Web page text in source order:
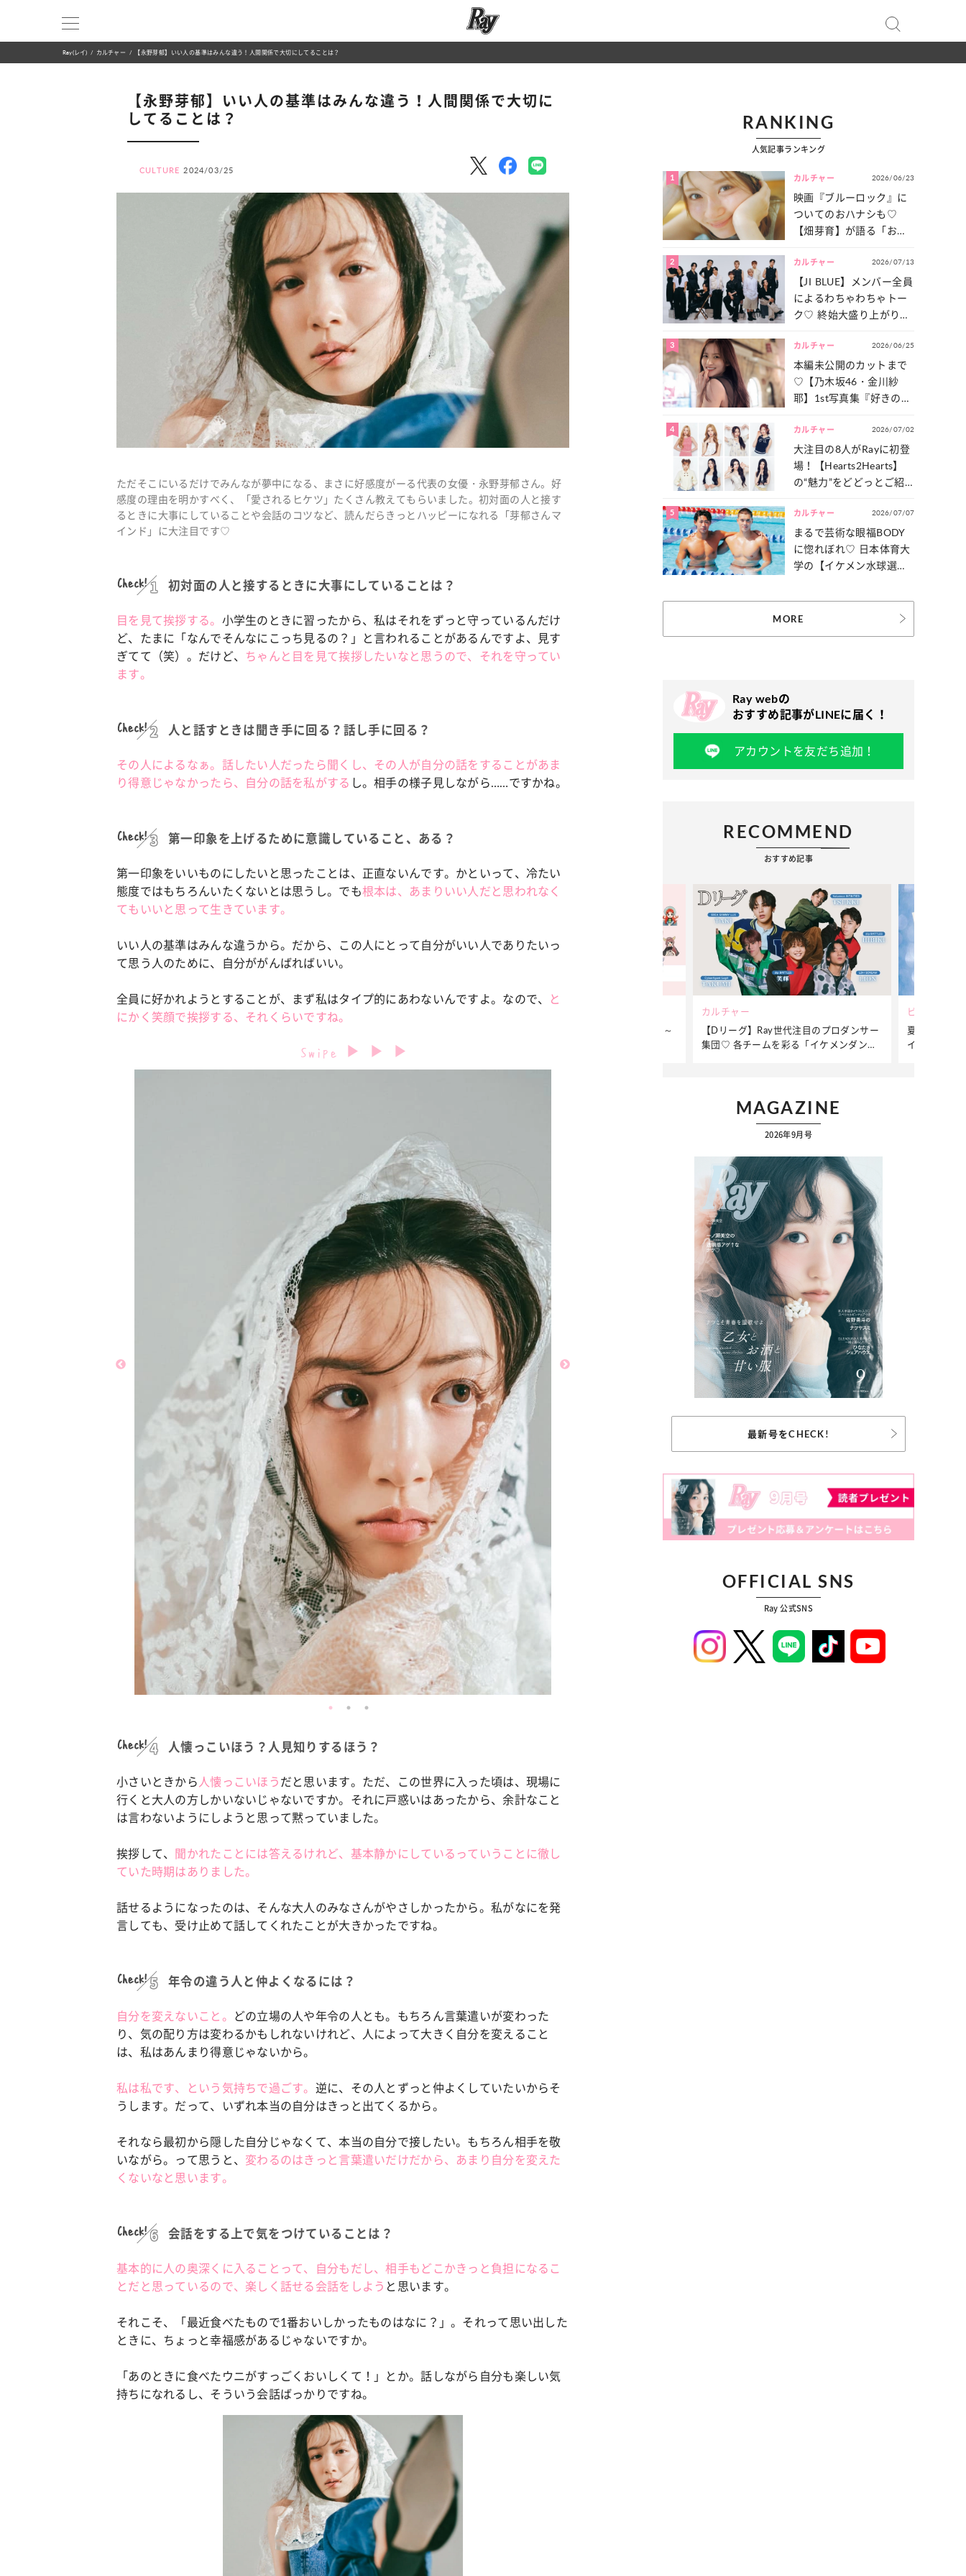
Ray(レイ) カルチャー 【永野芽郁】いい人の基準はみんな違う！人間関係で大切にしてることは？
【永野芽郁】いい人の基準はみんな違う！人間関係で大切に
してることは？
CULTURE 2024/03/25
ただそこにいるだけでみんなが夢中になる、まさに好感度がーる代表の女優・永野芽郁さん。好
感度の理由を明かすべく、「愛されるヒケツ」たくさん教えてもらいました。初対面の人と接す
るときに大事にしていることや会話のコツなど、読んだらきっとハッピーになれる「芽郁さんマ
インド」に大注目です♡
Check! 初対面の人と接するときに大事にしていることは？
目を見て挨拶する。 小学生のときに習ったから、私はそれをずっと守っているんだけ
ど、たまに「なんでそんなにこっち見るの？」と言われることがあるんですよ、見す
ぎてて（笑）。だけど、 ちゃんと目を見て挨拶したいなと思うので、それを守ってい
ます。
Check! 人と話すときは聞き手に回る？話し手に回る？
その人によるなぁ。話したい人だったら聞くし、その人が自分の話をすることがあま
り得意じゃなかったら、自分の話を私がする し。相手の様子見しながら……ですかね。
Check! 第一印象を上げるために意識していること、ある？
第一印象をいいものにしたいと思ったことは、正直ないんです。かといって、冷たい
態度ではもちろんいたくないとは思うし。でも根本は、あまりいい人だと思われなく
てもいいと思って生きています。
いい人の基準はみんな違うから。だから、この人にとって自分がいい人でありたいっ
て思う人のために、自分ががんばればいい。
全員に好かれようとすることが、まず私はタイプ的にあわないんですよ。なので、
と
にかく笑顔で挨拶する、それくらいですね。
Check! 人懐っこいほう？人見知りするほう？
小さいときから人懐っこいほうだと思います。ただ、この世界に入った頃は、現場に
行くと大人の方しかいないじゃないですか。それに戸惑いはあったから、余計なこと
は言わないようにしようと思って黙っていました。
挨拶して、 聞かれたことには答えるけれど、基本静かにしているっていうことに徹し
ていた時期はありました。
話せるようになったのは、そんな大人のみなさんがやさしかったから。私がなにを発
言しても、受け止めて話してくれたことが大きかったですね。
Check! 年令の違う人と仲よくなるには？
自分を変えないこと。 どの立場の人や年令の人とも。もちろん言葉遣いが変わった
り、気の配り方は変わるかもしれないけれど、人によって大きく自分を変えること
は、私はあんまり得意じゃないから。
私は私です、という気持ちで過ごす。 逆に、その人とずっと仲よくしていたいからそ
うします。だって、いずれ本当の自分はきっと出てくるから。
それなら最初から隠した自分じゃなくて、本当の自分で接したい。もちろん相手を敬
いながら。って思うと、 変わるのはきっと言葉遣いだけだから、あまり自分を変えた
くないなと思います。
Check! 会話をする上で気をつけていることは？
基本的に人の奥深くに入ることって、自分もだし、相手もどこかきっと負担になるこ
とだと思っているので、楽しく話せる会話をしよう と思います。
それこそ、「最近食べたもので1番おいしかったものはなに？」。それって思い出した
ときに、ちょっと幸福感があるじゃないですか。
「あのときに食べたウニがすっごくおいしくて！」とか。話しながら自分も楽しい気
持ちになれるし、そういう会話ばっかりですね。
RANKING
人気記事ランキング
1 カルチャー 2026/06/23
映画『ブルーロック』に
ついてのおハナシも♡
【畑芽育】が語る「お仕
は？
2 カルチャー 2026/07/13
【JI BLUE】メンバー全員
によるわちゃわちゃトー
ク♡ 終始大盛り上がりだ
一気見せ！
3 カルチャー 2026/06/25
本編未公開のカットまで
♡【乃木坂46・金川紗
耶】1st写真集『好きのグ
たっぷりとお届け！
4 カルチャー 2026/07/02
大注目の8人がRayに初登
場！【Hearts2Hearts】
の“魅力”をどどっとご紹
5 カルチャー 2026/07/07
まるで芸術な眼福BODY
に惚れぼれ♡ 日本体育大
学の【イケメン水球選
MORE
Ray webの
おすすめ記事がLINEに届く！
アカウントを友だち追加！
RECOMMEND
おすすめ記事
カルチャー 占い
8月20日の運勢は？
【Dリーグ】Ray世代注目のプロダンサー
ビューティー
夏だからこそ“水分”が大切！くずれないメ
イクをつくる【保湿ケア】アイテム3選
ファッション
簡単アレン
ぷりの【そ
MAGAZINE
2026年9月号
最新号をCHECK!
OFFICIAL SNS
Ray 公式SNS